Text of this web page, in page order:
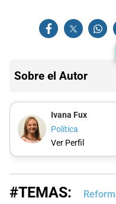
Sobre el Autor
Ivana Fux
Política
Ver Perfil
#TEMAS: